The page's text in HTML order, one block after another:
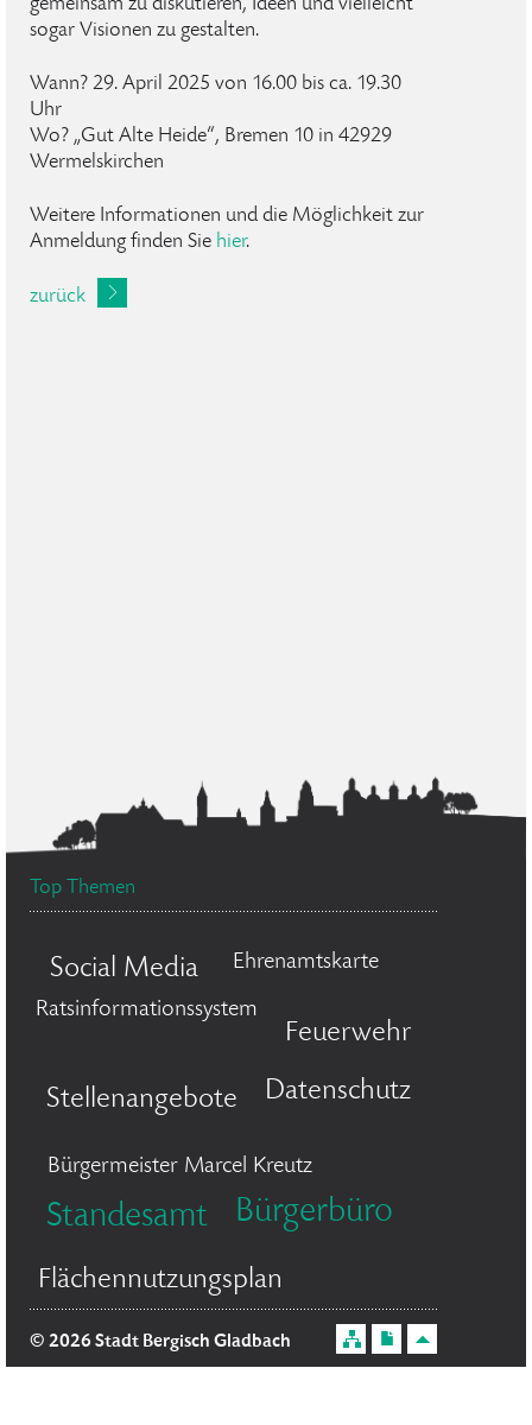
gemeinsam zu diskutieren, Ideen und vielleicht
sogar Visionen zu gestalten.
Wann? 29. April 2025 von 16.00 bis ca. 19.30
Uhr
Wo? „Gut Alte Heide“, Bremen 10 in 42929
Wermelskirchen
Weitere Informationen und die Möglichkeit zur
Anmeldung finden Sie hier.
zurück
Top Themen
Social Media
Ehrenamtskarte
Ratsinformationssystem
Feuerwehr
Stellenangebote Datenschutz
Bürgermeister Marcel Kreutz
Standesamt Bürgerbüro
Flächennutzungsplan
© 2026 Stadt Bergisch Gladbach